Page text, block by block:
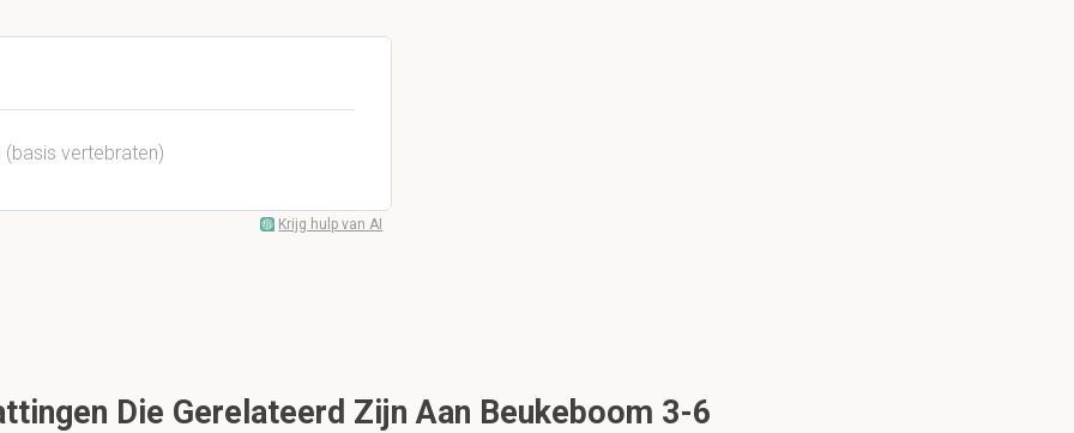
vertebraten)
Krijg hulp van AI
Die Gerelateerd Zijn Aan Beukeboom 3-6